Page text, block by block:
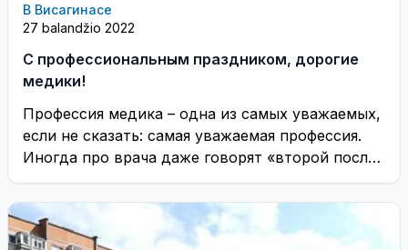
В Висагинасе
27 balandžio 2022
С профессиональным праздником, дорогие
медики!
Профессия медика – одна из самых уважаемых,
если не сказать: самая уважаемая профессия.
Иногда про врача даже говорят «второй после
...